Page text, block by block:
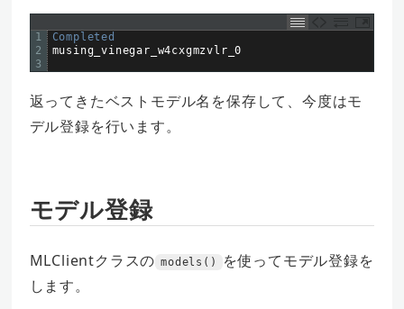
1
2
3
Completed
musing_vinegar_w4cxgmzvlr _0
返ってきたベストモデル名を保存して、今度はモ
デル登録を行います。
モデル登録
MLClientクラスの models()
を使ってモデル登録を
します。